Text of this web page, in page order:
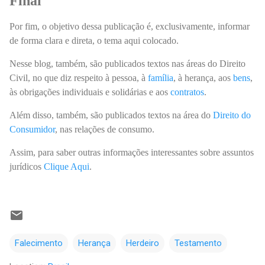
Por fim, o objetivo dessa publicação é, exclusivamente, informar
de forma clara e direta, o tema aqui colocado.
Nesse blog, também, são publicados textos nas áreas do Direito
Civil, no que diz respeito à pessoa, à família, à herança, aos bens,
às obrigações individuais e solidárias e aos contratos.
Além disso, também, são publicados textos na área do Direito do
Consumidor, nas relações de consumo.
Assim, para saber outras informações interessantes sobre assuntos
jurídicos Clique Aqui.
Falecimento Herança Herdeiro Testamento